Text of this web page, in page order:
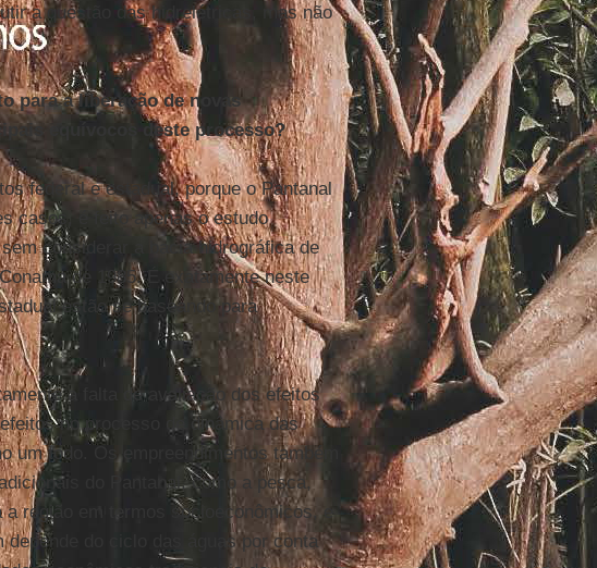
a questão das hidrelétricas, mas não
para a liberação de novas
equívocos deste processo?
federal e estadual, porque o Pantanal
casos, é feito apenas o estudo
considerar a bacia hidrográfica de
de 1985. É exatamente neste
estão se baseando para
a falta de avaliação dos efeitos
no processo de dinâmica das
um todo. Os empreendimentos também
do Pantanal, como a pesca,
região em termos socioeconômicos, e
do ciclo das águas por conta